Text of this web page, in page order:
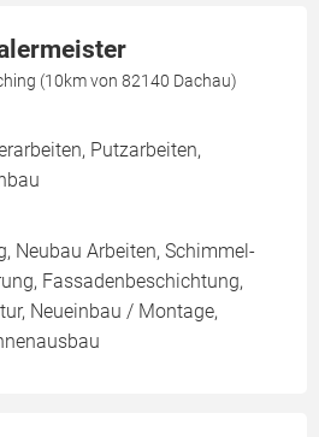
(10km von 82140 Dachau)
Putzarbeiten,
Neubau Arbeiten, Schimmel-
Fassadenbeschichtung,
Neueinbau / Montage,